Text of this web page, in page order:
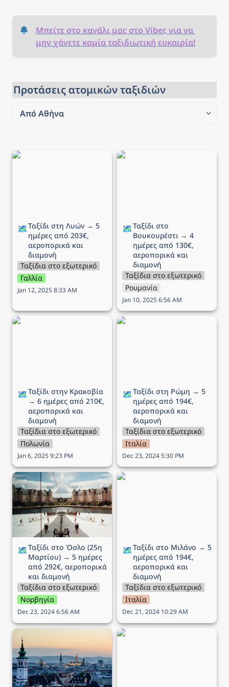
Μπείτε στο κανάλι μας στο Viber, για να
μην χάνετε καμία ταξιδιωτική ευκαιρία!
Προτάσεις ατομικών ταξιδιών
Από Αθήνα
Ταξίδι στη Λυών → 5
🗺️Ταξίδι στη Λυών → 5
ημέρες από 203€,
αεροπορικά και
διαμονή
Ταξίδια στο εξωτερικό
Γαλλία
Jan 12, 2025 8:33 AM
Ταξίδι στο Βουκουρέστι
🗺️Ταξίδι στο
Βουκουρέστι → 4
ημέρες από 130€,
αεροπορικά και
διαμονή
Ταξίδια στο εξωτερικό
Ρουμανία
Jan 10, 2025 6:56 AM
Ταξίδι στην Κρακοβία →
🗺️Ταξίδι στην Κρακοβία
→ 6 ημέρες από 210€,
αεροπορικά και
διαμονή
Ταξίδια στο εξωτερικό
Πολωνία
Jan 6, 2025 9:23 PM
Ταξίδι στη Ρώμη → 5
🗺️Ταξίδι στη Ρώμη → 5
ημέρες από 194€,
αεροπορικά και
διαμονή
Ταξίδια στο εξωτερικό
Ιταλία
Dec 23, 2024 5:30 PM
Ταξίδι στο Όσλο (25η
Μαρτίου) → 5 ημέρες
από 292€, αεροπορικά
και διαμονή
🗺️Ταξίδι στο Όσλο (25η
Μαρτίου) → 5 ημέρες
από 292€, αεροπορικά
και διαμονή
Ταξίδια στο εξωτερικό
Νορβηγία
Dec 23, 2024 6:56 AM
Ταξίδι στο Μιλάνο → 5
🗺️Ταξίδι στο Μιλάνο → 5
ημέρες από 194€,
αεροπορικά και
διαμονή
Ταξίδια στο εξωτερικό
Ιταλία
Dec 21, 2024 10:29 AM
Ταξίδι στην Βιέννη (Αγίου
Βαλεντίνου) → 5 ημέρες
από 172€, αεροπορικά
και διαμονή
Ταξίδι στην Νάπολη → 5